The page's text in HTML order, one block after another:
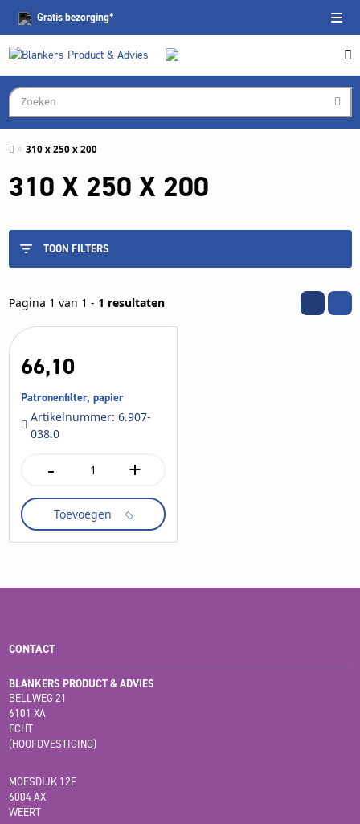
Gratisbezorging*
310 x 250 x 200
310 X 250 X 200
TOON FILTERS
Pagina 1 van 1 - 1 resultaten
66,10
Patronenfilter, papier
Artikelnummer: 6.907-
038.0
-
Patronenfilter,
aantal
+
Toevoegen
CONTACT
BLANKERS PRODUCT & ADVIES
BELLWEG 21
6101 XA
ECHT
(HOOFDVESTIGING)
MOESDIJK 12F
6004 AX
WEERT